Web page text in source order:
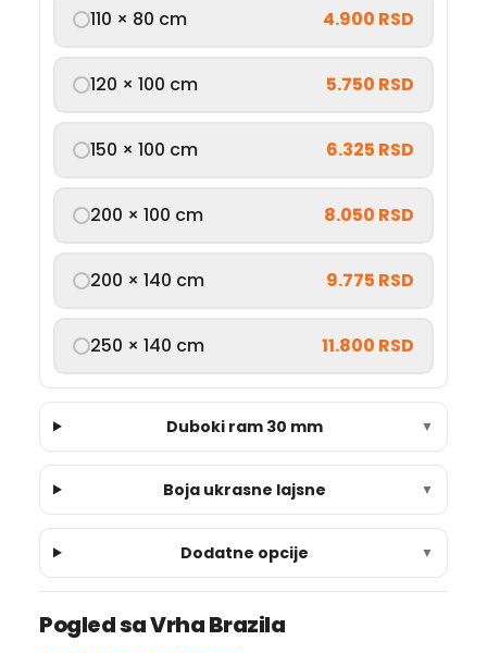
110 × 80 cm 4.900 RSD
120 × 100 cm 5.750 RSD
150 × 100 cm 6.325 RSD
200 × 100 cm 8.050 RSD
200 × 140 cm 9.775 RSD
250 × 140 cm 11.800 RSD
Duboki ram 30 mm ▼
Boja ukrasne lajsne ▼
Dodatne opcije ▼
Pogled sa Vrha Brazila